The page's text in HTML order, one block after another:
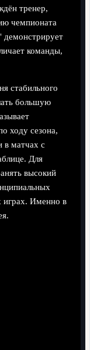
тренер,
чемпионата
демонстрирует
команды,
стабильного
большую
ходу сезона,
в матчах с
Для
высокий
играх. Именно в